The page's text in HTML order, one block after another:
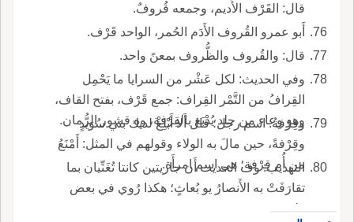
قال: القَرْف الأَديم، وجمعه قُروفٌ.
أَبو عمرو القُروف الأَدَم الحُمر، الواحد قَرْف.
قال: والقُروف والظُّروف بمعنً واحد.
وفي الحديث: لكل عَشْر من السرايا ما يَحْمِل
القِرافُ من التَّمْر القِراف: جمع قَرْف، بفتح القاف،
وهو وِعاء من جلد يُدْبَغ بالقِرْفة، وه قشور الرُّمان.
وقِرْفةُ: اسم رجل؛ قال أَلا أَبْلِغْ لديك بني سُوَيدٍ
وقِرْفةً، حين مالَ به الولاء وقولهم في المثل: أَمْنَعُ
من أُم قِرْفة؛ هي اسم امرأَة.
التهذيب: وف الحديث أَن جاريتين كانتا تُغَنِّيان بما
تقارَفَتْ به الأَنصارُ يو بُعاثٍ؛ هكذا رُوي في بعض
طرقه.